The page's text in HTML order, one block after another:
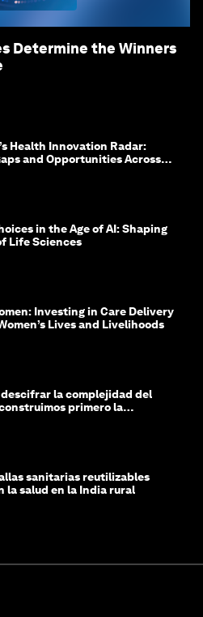
Determine the Winners
Health Innovation Radar:
and Opportunities Across
in the Age of AI: Shaping
Life Sciences
Investing in Care Delivery
Lives and Livelihoods
descifrar la complejidad del
primero la
sanitarias reutilizables
la salud en la India rural